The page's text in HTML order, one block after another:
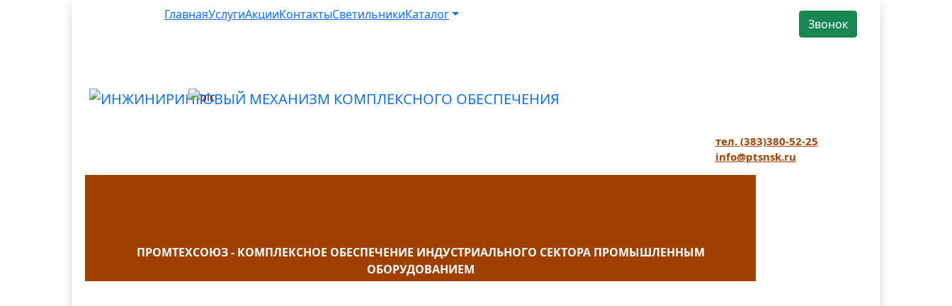
ГлавнаяУслугиАкцииКонтактыСветильникиКаталог
Звонок
тел. (383)380-52-25
info@ptsnsk.ru
ПРОМТЕХСОЮЗ - КОМПЛЕКСНОЕ ОБЕСПЕЧЕНИЕ ИНДУСТРИАЛЬНОГО СЕКТОРА ПРОМЫШЛЕННЫМ
ОБОРУДОВАНИЕМ